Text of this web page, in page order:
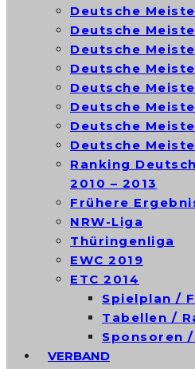
Deutsche
Deutsche
Deutsche
Deutsche
Deutsche
Deutsche
Deutsche
Deutsche
Ranking
2010 – 2013
Frühere
NRW-Liga
Thüringenliga
EWC 2019
ETC 2014
Spielplan /
Tabellen /
Sponsoren
VERBAND